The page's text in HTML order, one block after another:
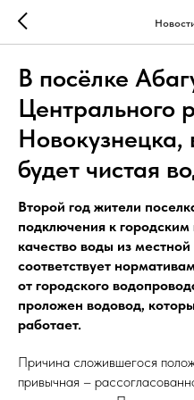
В посёлке
Центрального
Новокузнецка,
будет чистая
Второй год жители
подключения к
качество воды из
соответствует
от городского
проложен водовод,
работает.
Причина сложившегося
привычная –